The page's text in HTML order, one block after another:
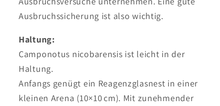
Ausbruchssicherung ist also wichtig.
Haltung:
Camponotus nicobarensis ist leicht in der
Haltung.
Anfangs genügt ein Reagenzglasnest in einer
kleinen Arena (10×10 cm). Mit zunehmender